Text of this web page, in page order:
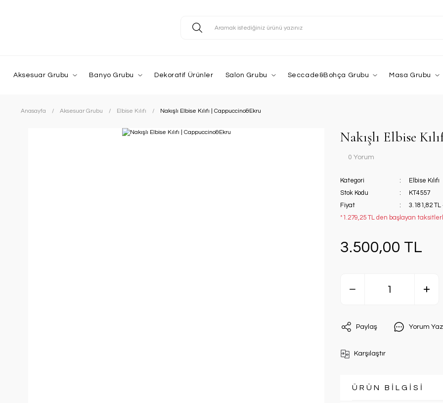
Aksesuar Grubu Banyo Grubu Dekoratif Ürünler Salon Grubu Seccade&Bohça Grubu Masa Grubu
Anasayfa Aksesuar Grubu Elbise Kılıfı Nakışlı Elbise Kılıfı | Cappuccino&Ekru
Nakışlı Elbise
0 Yorum
Kategori
Elbise Kılıfı
Stok Kodu
KT4557
Fiyat
3.181,82 TL
*1.279,25 TL den başlayan
3.500,00 TL
Paylaş Yorum Yaz
Karşılaştır
ÜRÜN BİLGİSİ